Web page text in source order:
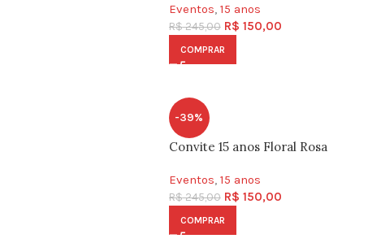
Eventos 15 anos
R$245,00 R$ 150,00
COMPRAR
-39%
Convite 15 anos Floral Rosa
Eventos 15 anos
R$245,00 R$ 150,00
COMPRAR